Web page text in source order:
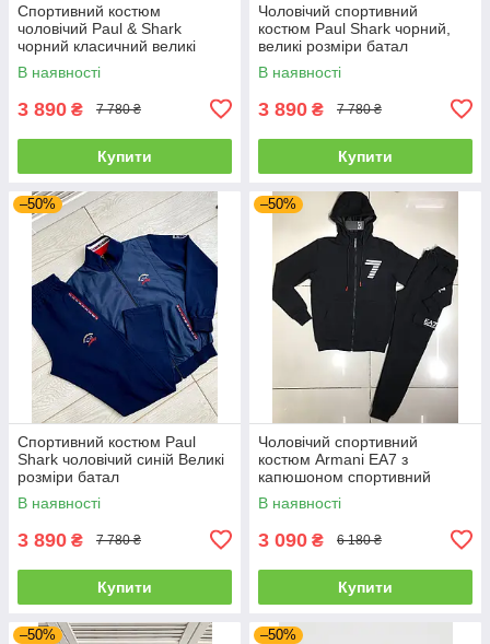
Спортивний костюм
чоловічий Paul & Shark
чорний класичний великі
розміри, Модні чоловічі
спортивні костюми
В наявності
3 890 ₴ 7 780 ₴
Купити
Чоловічий спортивний
костюм Paul Shark чорний,
великі розміри батал
В наявності
3 890 ₴ 7 780 ₴
Купити
–50%
Спортивний костюм Paul
Shark чоловічий синій Великі
розміри батал
В наявності
3 890 ₴ 7 780 ₴
Купити
–50%
Чоловічий спортивний
костюм Armani EA7 з
капюшоном спортивний
костюм Армані чорний
В наявності
3 090 ₴ 6 180 ₴
Купити
–50% –50%